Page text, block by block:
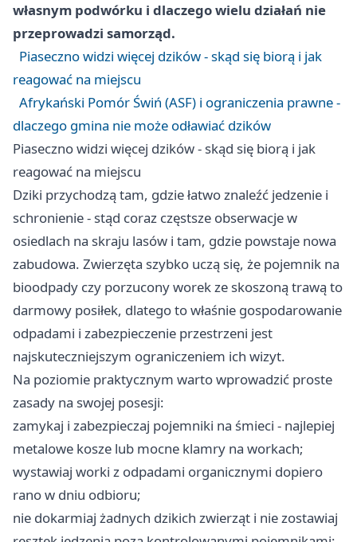
własnym podwórku i dlaczego wielu działań nie
przeprowadzi samorząd.
Piaseczno widzi więcej dzików - skąd się biorą i jak
reagować na miejscu
Afrykański Pomór Świń (ASF) i ograniczenia prawne -
dlaczego gmina nie może odławiać dzików
Piaseczno widzi więcej dzików - skąd się biorą i jak
reagować na miejscu
Dziki przychodzą tam, gdzie łatwo znaleźć jedzenie i
schronienie - stąd coraz częstsze obserwacje w
osiedlach na skraju lasów i tam, gdzie powstaje nowa
zabudowa. Zwierzęta szybko uczą się, że pojemnik na
bioodpady czy porzucony worek ze skoszoną trawą to
darmowy posiłek, dlatego to właśnie gospodarowanie
odpadami i zabezpieczenie przestrzeni jest
najskuteczniejszym ograniczeniem ich wizyt.
Na poziomie praktycznym warto wprowadzić proste
zasady na swojej posesji:
zamykaj i zabezpieczaj pojemniki na śmieci - najlepiej
metalowe kosze lub mocne klamry na workach;
wystawiaj worki z odpadami organicznymi dopiero
rano w dniu odbioru;
nie dokarmiaj żadnych dzikich zwierząt i nie zostawiaj